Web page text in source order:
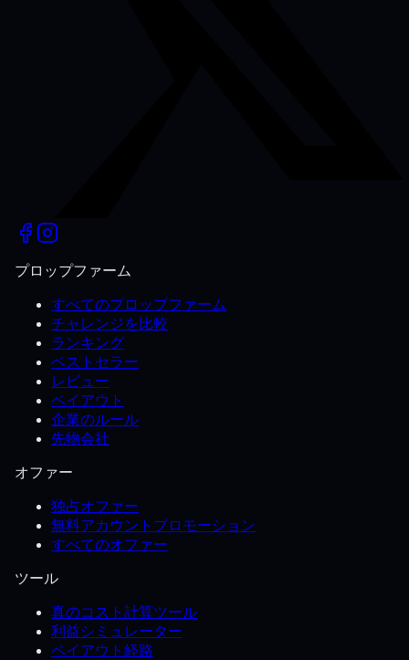
プロップファーム
すべてのプロップファーム
チャレンジを比較
ランキング
ベストセラー
レビュー
ペイアウト
企業のルール
先物会社
オファー
独占オファー
無料アカウントプロモーション
すべてのオファー
ツール
真のコスト計算ツール
利益シミュレーター
ペイアウト経路